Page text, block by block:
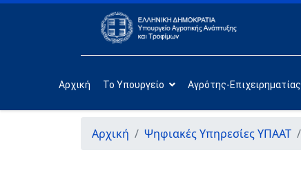
Αρχική Το Υπουργείο Αγρότης-Επιχειρηματίας
Αρχική Ψηφιακές Υπηρεσίες ΥΠΑΑΤ